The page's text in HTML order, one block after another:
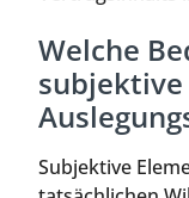
Welche
Subjektive